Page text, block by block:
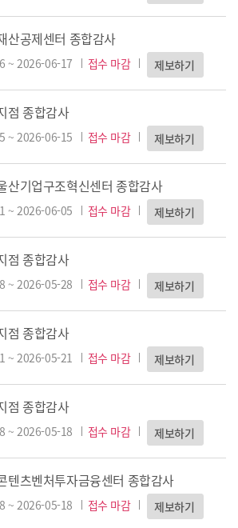
산공제센터 종합감사
~ 2026-06-17 접수 마감 제보하기
점 종합감사
~ 2026-06-15 접수 마감 제보하기
산기업구조혁신센터 종합감사
~ 2026-06-05 접수 마감 제보하기
점 종합감사
~ 2026-05-28 접수 마감 제보하기
점 종합감사
~ 2026-05-21 접수 마감 제보하기
점 종합감사
~ 2026-05-18 접수 마감 제보하기
텐츠벤처투자금융센터 종합감사
~ 2026-05-18 접수 마감 제보하기